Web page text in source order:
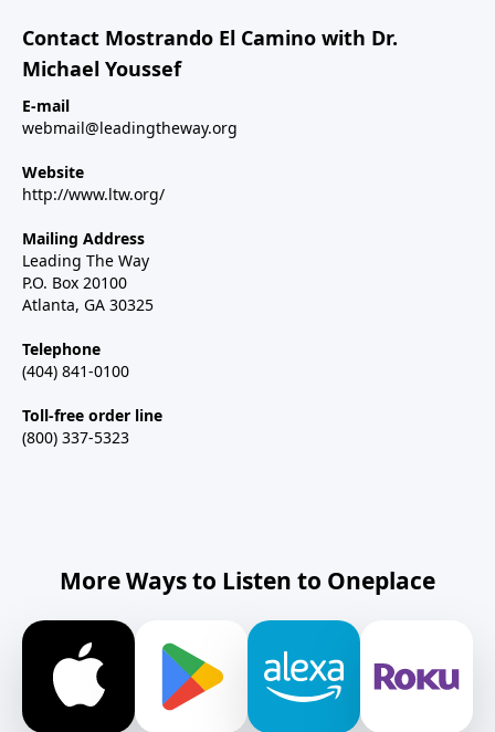
Contact Mostrando El Camino with Dr.
Michael Youssef
E-mail
webmail@leadingtheway.org
Website
http://www.ltw.org/
Mailing Address
Leading The Way
P.O. Box 20100
Atlanta, GA 30325
Telephone
(404) 841-0100
Toll-free order line
(800) 337-5323
More Ways to Listen to Oneplace